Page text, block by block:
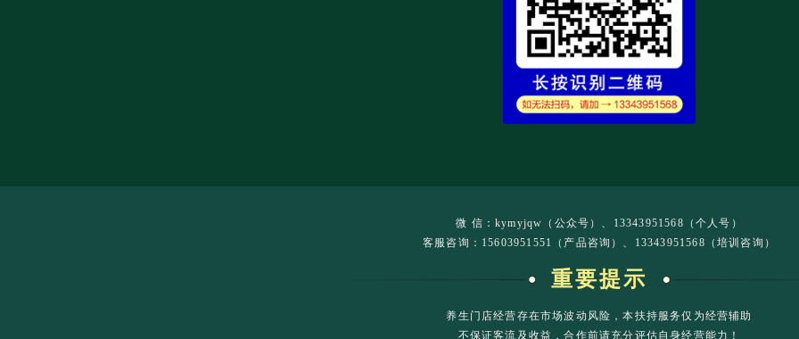
微 信：kymyjqw（公众号）、13343951568（个人号）
客服咨询：15603951551（产品咨询）、13343951568（培训咨询）
重要提示
养生门店经营存在市场波动风险，本扶持服务仅为经营辅助
不保证客流及收益，合作前请充分评估自身经营能力！